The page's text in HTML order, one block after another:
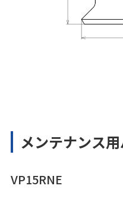
メンテナンス
VP15RNE